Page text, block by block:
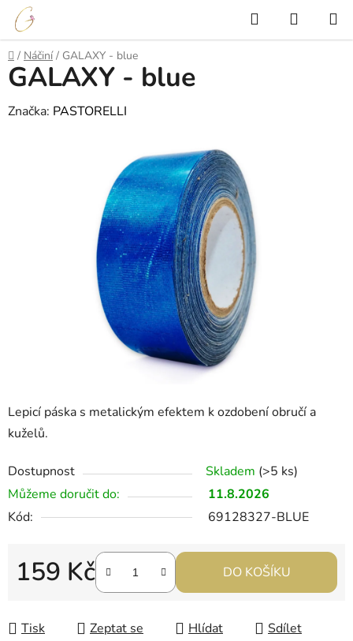
Přejít
obsah
Hledat
KOŠÍK
Domů
/ Náčiní / GALAXY - blue
Lepicí páska s metalickým efektem k ozdobení obručí a
kuželů.
Dostupnost Skladem (>5 ks)
Můžeme doručit do:
11.8.2026
Kód:
69128327-BLUE
159 Kč DO KOŠÍKU
Tisk Zeptat se Hlídat Sdílet
GALAXY - blue
Značka: PASTORELLI